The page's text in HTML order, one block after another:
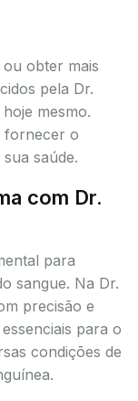
obter mais
pela Dr.
mesmo.
fornecer o
saúde.
com Dr.
para
sangue. Na Dr.
precisão e
para o
condições de